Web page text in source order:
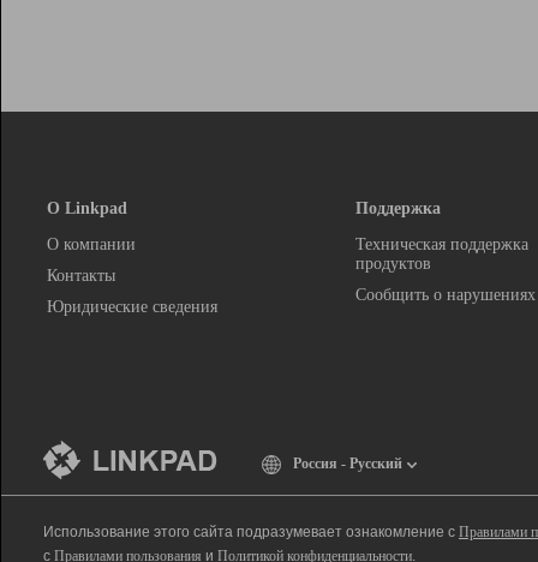
О Linkpad
О компании
Контакты
Юридические сведения
Поддержка
Техническая поддержка
продуктов
Сообщить о нарушениях
Россия - Русский
Использование этого сайта подразумевает ознакомление с Правилами
с Правилами пользования и Политикой конфиденциальности.